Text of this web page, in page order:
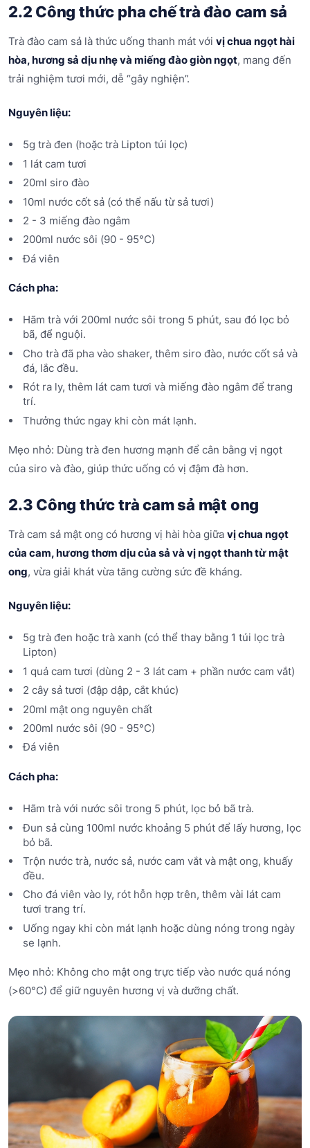
2.2 Công thức pha chế trà đào cam sả
Trà đào cam sả là thức uống thanh mát với vị chua ngọt hài
hòa, hương sả dịu nhẹ và miếng đào giòn ngọt, mang đến
trải nghiệm tươi mới, dễ “gây nghiện”.
Nguyên liệu:
5g trà đen (hoặc trà Lipton túi lọc)
1 lát cam tươi
20ml siro đào
10ml nước cốt sả (có thể nấu từ sả tươi)
2 - 3 miếng đào ngâm
200ml nước sôi (90 - 95°C)
Đá viên
Cách pha:
Hãm trà với 200ml nước sôi trong 5 phút, sau đó lọc bỏ
bã, để nguội.
Cho trà đã pha vào shaker, thêm siro đào, nước cốt sả và
đá, lắc đều.
Rót ra ly, thêm lát cam tươi và miếng đào ngâm để trang
trí.
Thưởng thức ngay khi còn mát lạnh.
Mẹo nhỏ: Dùng trà đen hương mạnh để cân bằng vị ngọt
của siro và đào, giúp thức uống có vị đậm đà hơn.
2.3 Công thức trà cam sả mật ong
Trà cam sả mật ong có hương vị hài hòa giữa vị chua ngọt
của cam, hương thơm dịu của sả và vị ngọt thanh từ mật
ong, vừa giải khát vừa tăng cường sức đề kháng.
Nguyên liệu:
5g trà đen hoặc trà xanh (có thể thay bằng 1 túi lọc trà
Lipton)
1 quả cam tươi (dùng 2 - 3 lát cam + phần nước cam vắt)
2 cây sả tươi (đập dập, cắt khúc)
20ml mật ong nguyên chất
200ml nước sôi (90 - 95°C)
Đá viên
Cách pha:
Hãm trà với nước sôi trong 5 phút, lọc bỏ bã trà.
Đun sả cùng 100ml nước khoảng 5 phút để lấy hương, lọc
bỏ bã.
Trộn nước trà, nước sả, nước cam vắt và mật ong, khuấy
đều.
Cho đá viên vào ly, rót hỗn hợp trên, thêm vài lát cam
tươi trang trí.
Uống ngay khi còn mát lạnh hoặc dùng nóng trong ngày
se lạnh.
Mẹo nhỏ: Không cho mật ong trực tiếp vào nước quá nóng
(>60°C) để giữ nguyên hương vị và dưỡng chất.